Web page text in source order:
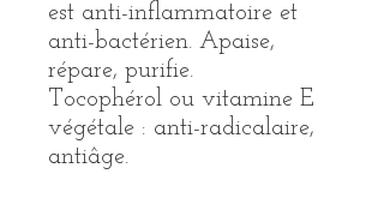
est anti-inflammatoire et
anti-bactérien. Apaise,
répare, purifie.
Tocophérol ou vitamine E
végétale : anti-radicalaire,
antiâge.